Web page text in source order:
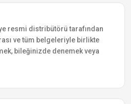
resmi distribütörü tarafından
ve tüm belgeleriyle birlikte
bileğinizde denemek veya